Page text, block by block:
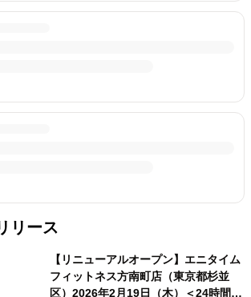
リース
【リニューアルオープン】エニタイム
フィットネス方南町店（東京都杉並
区）2026年2月19日（木）＜24時間年